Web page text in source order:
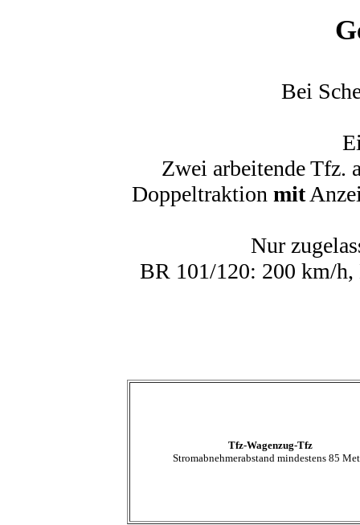
Bei
Zwei arbeitende Tfz.
Doppeltraktion mit
Nur
BR 101/120: 200 km/
Tfz-Wagenzug-Tfz
Stromabnehmerabstand mindestens 85